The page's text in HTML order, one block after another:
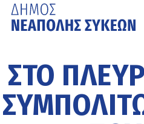
κυρίως
περιεχόμενο
ΣΤΟ